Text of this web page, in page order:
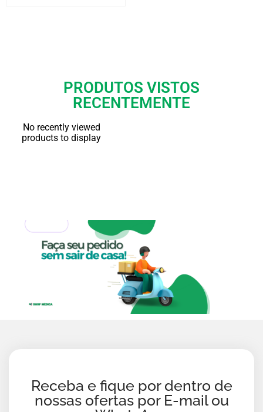
PRODUTOS VISTOS
RECENTEMENTE
No recently viewed
products to display
Receba e fique por dentro de
nossas ofertas por E-mail ou